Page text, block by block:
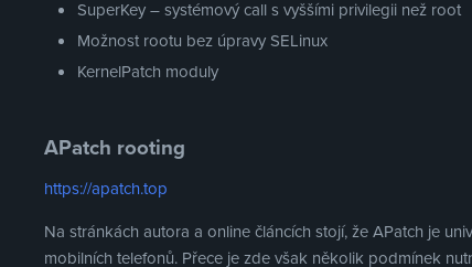
SuperKey – systémový call s vyššími privilegii než root
Možnost rootu bez úpravy SELinux
KernelPatch moduly
APatch rooting
https://apatch.top
Na stránkách autora a online článcích stojí, že APatch je
mobilních telefonů. Přece je zde však několik podmínek